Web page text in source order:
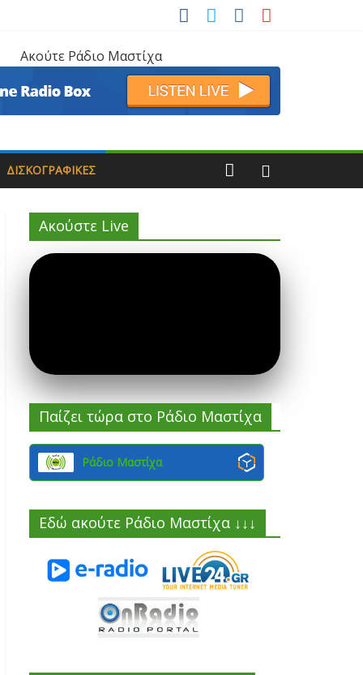
Ακούτε Ράδιο Μαστίχα
ΔΙΣΚΟΓΡΑΦΙΚΈΣ
Ακούστε Live
Παίζει τώρα στο Ράδιο Μαστίχα
Ράδιο Μαστίχα
Εδώ ακούτε Ράδιο Μαστίχα ↓↓↓